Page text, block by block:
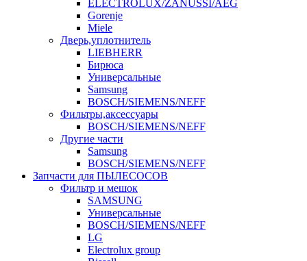
ELECTROLUX/ZANUSSI/AEG
Gorenje
Miele
Дверь,уплотнитель
LIEBHERR
Бирюса
Универсальные
Samsung
BOSCH/SIEMENS/NEFF
Фильтры,аксессуары
BOSCH/SIEMENS/NEFF
Другие части
Samsung
BOSCH/SIEMENS/NEFF
Запчасти для ПЫЛЕСОСОВ
Фильтр и мешок
SAMSUNG
Универсальные
BOSCH/SIEMENS/NEFF
LG
Electrolux group